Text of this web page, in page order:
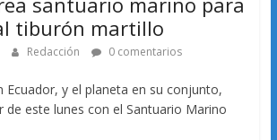
tiburón martillo
Redacción 0 comentarios
Ecuador, y el planeta en su conjunto,
de este lunes con el Santuario Marino